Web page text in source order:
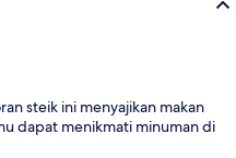
steik ini menyajikan makan
dapat menikmati minuman di